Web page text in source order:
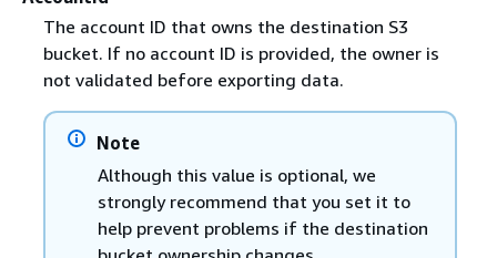
The account ID that owns the destination S3
bucket. If no account ID is provided, the owner is
not validated before exporting data.
Note
Although this value is optional, we
strongly recommend that you set it to
help prevent problems if the destination